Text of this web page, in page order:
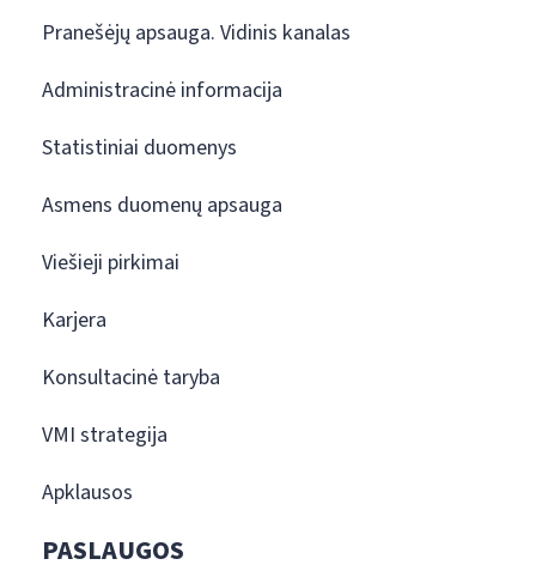
Pranešėjų apsauga. Vidinis kanalas
Administracinė informacija
Statistiniai duomenys
Asmens duomenų apsauga
Viešieji pirkimai
Karjera
Konsultacinė taryba
VMI strategija
Apklausos
PASLAUGOS